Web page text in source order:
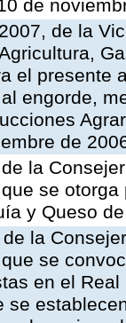
de
de la
el presente
engorde,
de
la
se
y Queso
la
se
en el
se